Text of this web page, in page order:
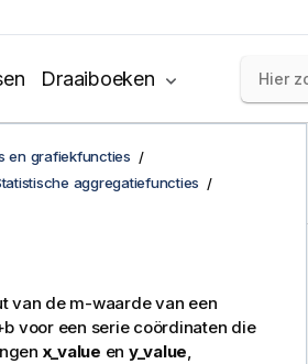
Draaiboeken
en grafiekfuncties
aggregatiefuncties
van de m-waarde van een
voor een serie coördinaten die
x_value en y_value,